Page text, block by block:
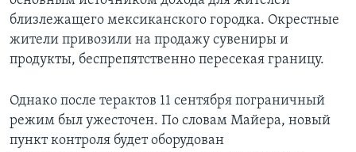
близлежащего мексиканского городка. Окрестные
жители привозили на продажу сувениры и
продукты, беспрепятственно пересекая границу.
Однако после терактов 11 сентября пограничный
режим был ужесточен. По словам Майера, новый
пункт контроля будет оборудован